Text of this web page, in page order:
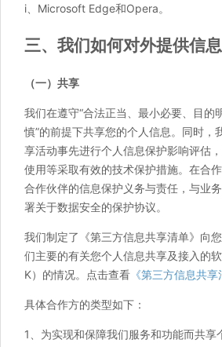
i、Microsoft Edge和Opera。
三、我们如何对外提供信息
（一）共享
我们在遵守“合法正当、最小必要、目的
慎”的前提下共享您的个人信息。同时，
享活动事先进行个人信息保护影响评估，
使用等采取有效的技术保护措施。在合
合作伙伴的信息保护义务与责任，与业
署关于数据安全的保护协议。
我们制定了《第三方信息共享清单》向
们主要的有关您个人信息共享及接入的
K）的情况。点击查看 《第三方信息共享
具体合作方的类型如下：
1、为实现和保障我们服务和功能而共享